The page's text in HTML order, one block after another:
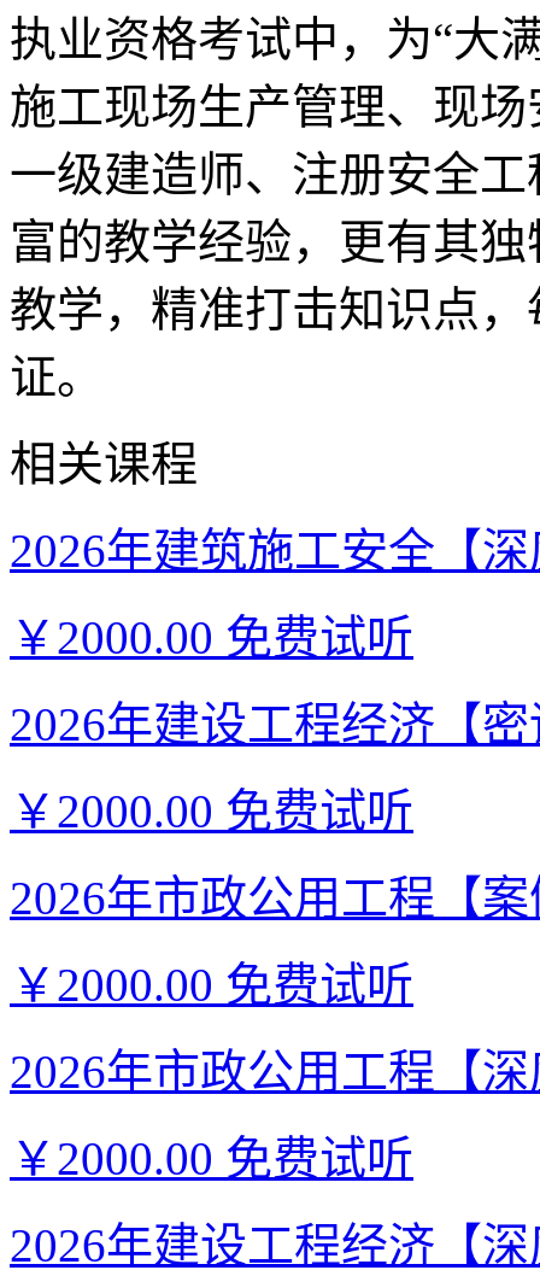
执业资格考试中，为“大
施工现场生产管理、现
一级建造师、注册安全
富的教学经验，更有其
教学，精准打击知识点
证。
相关课程
2026年建筑施工安全【
￥2000.00 免费试听
2026年建设工程经济【
￥2000.00 免费试听
2026年市政公用工程【
￥2000.00 免费试听
2026年市政公用工程【
￥2000.00 免费试听
2026年建设工程经济【